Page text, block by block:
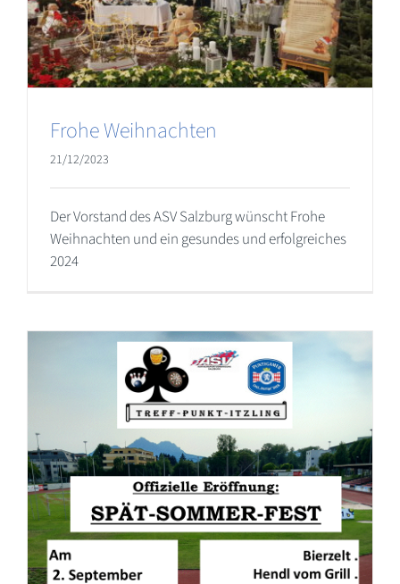
Frohe Weihnachten
21/12/2023
Der Vorstand des ASV Salzburg wünscht Frohe
Weihnachten und ein gesundes und erfolgreiches
2024